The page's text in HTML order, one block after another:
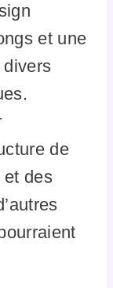
et une
de
et des